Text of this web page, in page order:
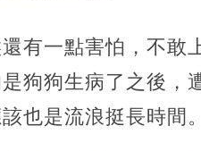
有一點害怕，不敢
狗狗生病了之後，
也是流浪挺長時間。